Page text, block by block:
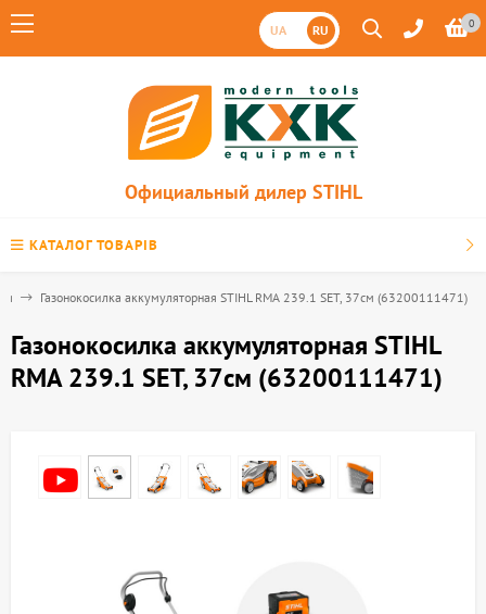
UA RU 0
Официальный дилер STIHL
КАТАЛОГ ТОВАРІВ
Газонокосилка аккумуляторная STIHL RMA 239.1 SET, 37см (63200111471)
Газонокосилка аккумуляторная STIHL
RMA 239.1 SET, 37см (63200111471)